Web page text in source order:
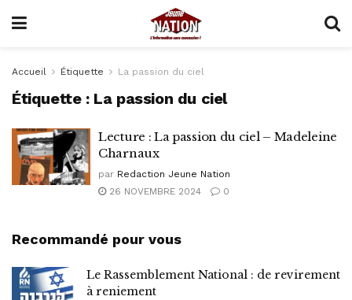
Accueil Étiquette La passion du ciel
Étiquette : La passion du ciel
Lecture : La passion du ciel – Madeleine
Charnaux
par Redaction Jeune Nation
26 NOVEMBRE 2024
0
Recommandé pour vous
Le Rassemblement National : de revirement
à reniement